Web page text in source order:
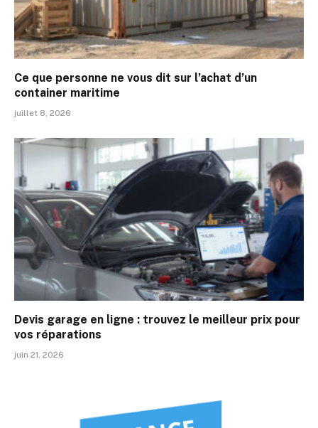
Ce que personne ne vous dit sur l’achat d’un
container maritime
juillet 8, 2026
Devis garage en ligne : trouvez le meilleur prix pour
vos réparations
juin 21, 2026